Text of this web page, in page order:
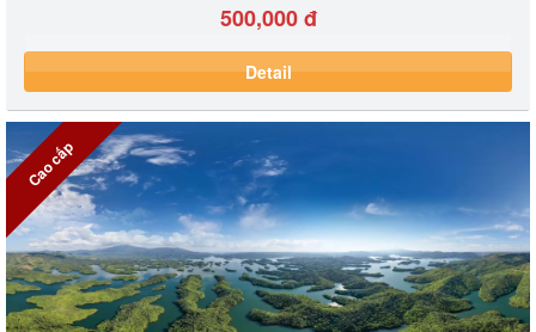
500,000 đ
Detail
Cao cấp